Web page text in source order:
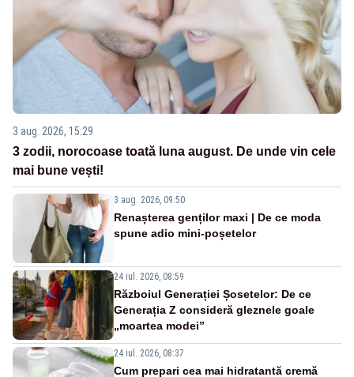
3 aug. 2026, 15:29
3 zodii, norocoase toată luna august. De unde vin cele
mai bune vești!
3 aug. 2026, 09:50
Renașterea genților maxi | De ce moda
spune adio mini-poșetelor
24 iul. 2026, 08:59
Războiul Generației Șosetelor: De ce
Generația Z consideră gleznele goale
„moartea modei”
24 iul. 2026, 08:37
Cum prepari cea mai hidratantă cremă